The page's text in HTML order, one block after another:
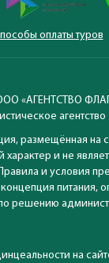
оплаты туров
«АГЕНТСТВО
агентство
размещённая на
и не
и условия
питания,
решению
на